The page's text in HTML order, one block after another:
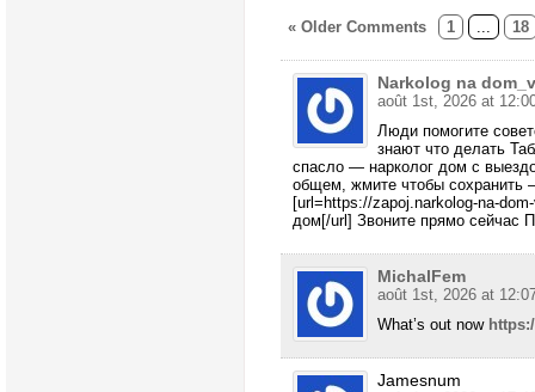
« Older Comments 1 ... 18
Narkolog na
août 1st, 2026 at
Люди помогите
знают что делать
спасло — нарколог дом с
общем, жмите чтобы сохранить
[url=https://zapoj.narkolog-na-
дом[/url] Звоните прямо сейчас
MichalFem
août 1st, 2026 at
What’s out now
Jamesnum